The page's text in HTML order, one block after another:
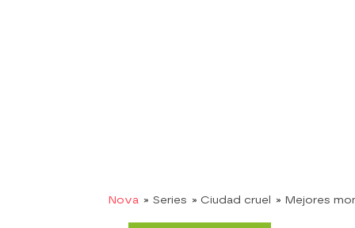
Nova » Series » Ciudad cruel » Mejores